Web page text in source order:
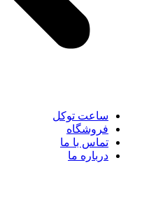
ساعت توکل
فروشگاه
تماس با ما
درباره ما